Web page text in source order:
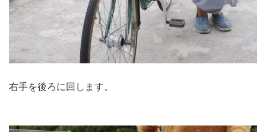
右手を後ろに回します。